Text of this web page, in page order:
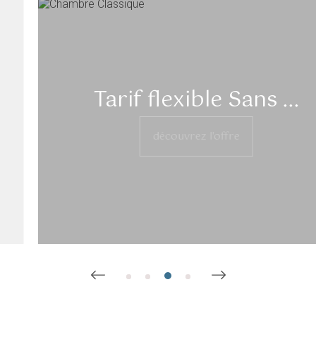
Tarif flexible Sans ...